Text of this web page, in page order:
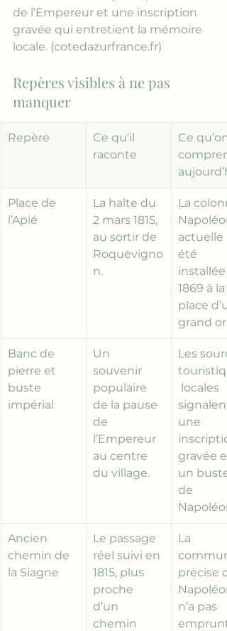
de l’Empereur et une inscription
gravée qui entretient la mémoire
locale. (cotedazurfrance.fr)
Repères visibles à ne pas
manquer
Repère
Ce qu’il
raconte
Ce qu’on
Place de
l’Apié
La halte du
2 mars 1815,
au sortir de
Roquevigno
n.
La
actuelle
été
installée
1869 à la
place
grand
Banc de
pierre et
buste
impérial
Un
souvenir
populaire
de la pause
de
l’Empereur
au centre
du village.
Les
locales
signalent
une
gravée
un buste
de
Ancien
chemin de
la Siagne
Le passage
réel suivi en
1815, plus
proche
d’un
chemin
La
précise
n’a pas